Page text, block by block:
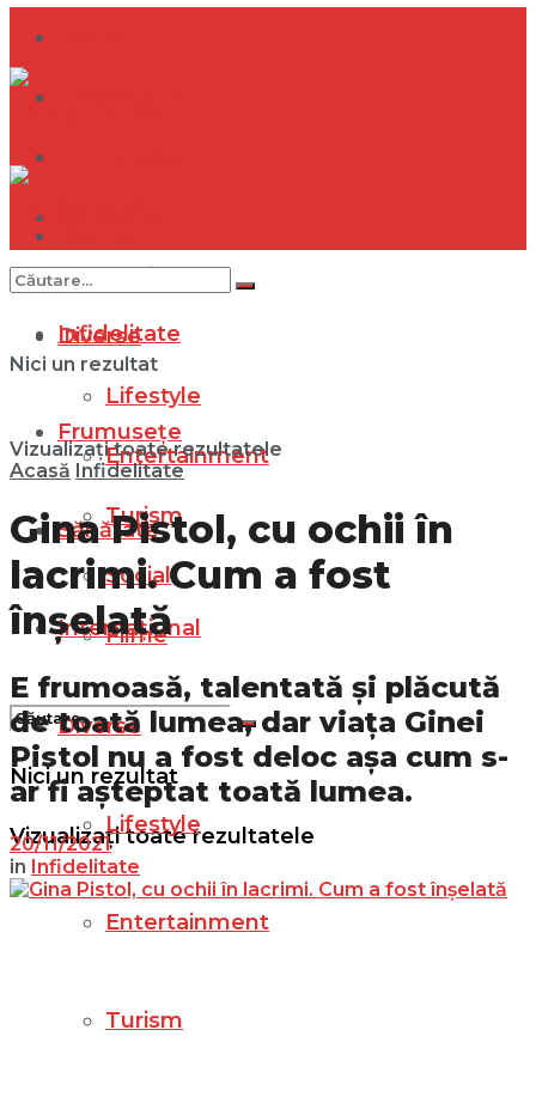
Internațional
Diverse
Lifestyle
Entertainment
Turism
Social
Filme
Nici un rezultat
Vizualizați toate rezultatele
Infidelitate
Frumusețe
Sănătate
Internațional
Diverse
Lifestyle
Entertainment
Turism
Nici un rezultat
Vizualizați toate rezultatele
Acasă Infidelitate
Gina Pistol, cu ochii în
lacrimi. Cum a fost
înșelată
E frumoasă, talentată și plăcută
de toată lumea, dar viața Ginei
Pistol nu a fost deloc așa cum s-
ar fi așteptat toată lumea.
20/11/2021
in Infidelitate